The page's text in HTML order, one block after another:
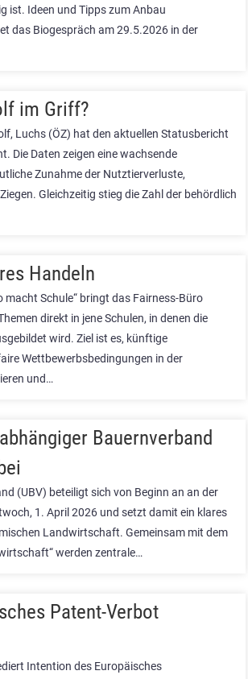
ist. Ideen und Tipps zum Anbau
das Biogespräch am 29.5.2026 in der
im Griff?
Luchs (ÖZ) hat den aktuellen Statusbericht
Die Daten zeigen eine wachsende
Zunahme der Nutztierverluste,
Gleichzeitig stieg die Zahl der behördlich
Handeln
macht Schule“ bringt das Fairness-Büro
direkt in jene Schulen, in denen die
wird. Ziel ist es, künftige
Wettbewerbsbedingungen in der
und…
Bauernverband
(UBV) beteiligt sich von Beginn an an der
1. April 2026 und setzt damit ein klares
Landwirtschaft. Gemeinsam mit dem
werden zentrale…
Patent-Verbot
Intention des Europäisches